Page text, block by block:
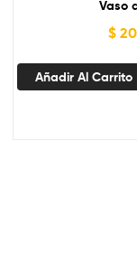
Vaso
$
Añadir Al Carrito